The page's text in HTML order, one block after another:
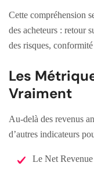
Cette compréhension
des acheteurs : retour
des risques,
Les
Vraiment
Au-delà des revenus
d’autres indicateurs
Le Net